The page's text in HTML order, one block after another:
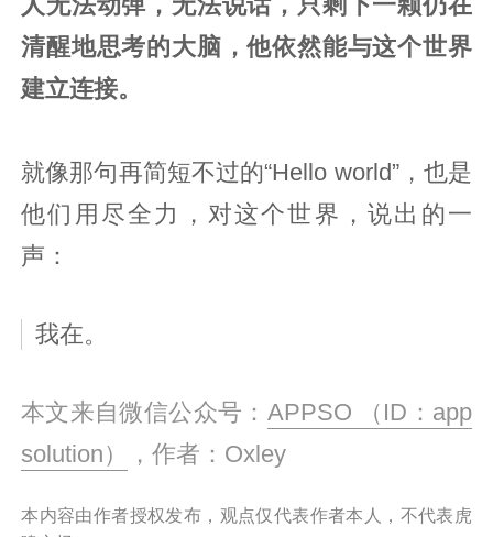
人无法动弹，无法说话，只剩下一颗仍在
清醒地思考的大脑，他依然能与这个世界
建立连接。
就像那句再简短不过的“Hello world”，也是
他们用尽全力，对这个世界，说出的一
声：
我在。
本文来自微信公众号： APPSO （ID：app
solution）
，作者：Oxley
本内容由作者授权发布，观点仅代表作者本人，不代表虎